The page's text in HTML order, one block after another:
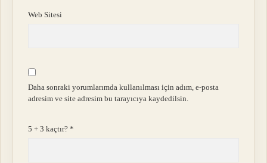
Web Sitesi
Daha sonraki yorumlarımda kullanılması için adım, e-posta
adresim ve site adresim bu tarayıcıya kaydedilsin.
5 + 3 kaçtır?*